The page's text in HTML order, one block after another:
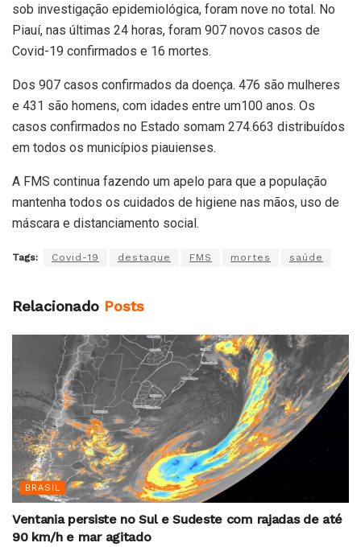
sob investigação epidemiológica, foram nove no total. No
Piauí, nas últimas 24 horas, foram 907 novos casos de
Covid-19 confirmados e 16 mortes.
Dos 907 casos confirmados da doença. 476 são mulheres
e 431 são homens, com idades entre um100 anos. Os
casos confirmados no Estado somam 274.663 distribuídos
em todos os municípios piauienses.
A FMS continua fazendo um apelo para que a população
mantenha todos os cuidados de higiene nas mãos, uso de
máscara e distanciamento social.
Tags: Covid-19 destaque FMS mortes saúde
Relacionado Posts
BRASIL
Ventania persiste no Sul e Sudeste com rajadas de até
90 km/h e mar agitado